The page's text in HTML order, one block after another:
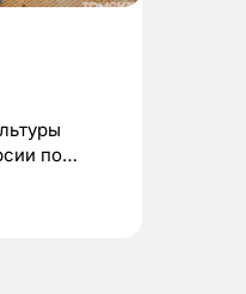
по